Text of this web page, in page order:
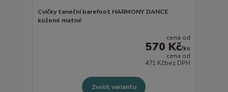
Cvičky taneční barefoot HARMONY DANCE
kožené matné
cena od
570 Kč/ks
cena od
471 Kčbez DPH
Zvolit variantu